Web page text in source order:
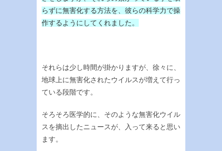
らずに無害化する方法を、彼らの科学力で操
作するようにしてくれました。
それらは少し時間が掛かりますが、徐々に、
地球上に無害化されたウイルスが増えて行っ
ている段階です。
そろそろ医学的に、そのような無害化ウイル
スを摘出したニュースが、入って来ると思い
ます。